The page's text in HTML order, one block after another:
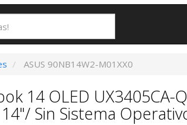
ASUS 90NB14W2-M01XX0
14 OLED
Sin Sistema